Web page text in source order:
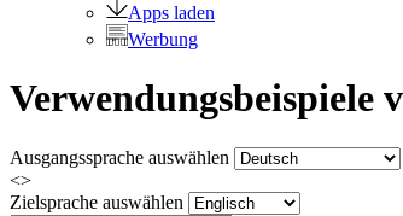
Apps laden
Werbung
Verwendungsbeispiele
Ausgangssprache auswählen
<>
Zielsprache auswählen